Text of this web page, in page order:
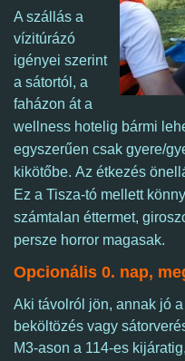
A szállás a
vízitúrázó
igényei szerint
a sátortól, a
faházon át a
wellness hotelig bármi
egyszerűen csak gyere/
kikötőbe. Az étkezés
Ez a Tisza-tó mellett
számtalan éttermet,
persze horror magasak.
Opcionális 0. nap,
Aki távolról jön, annak jó
beköltözés vagy
M3-ason a 114-es